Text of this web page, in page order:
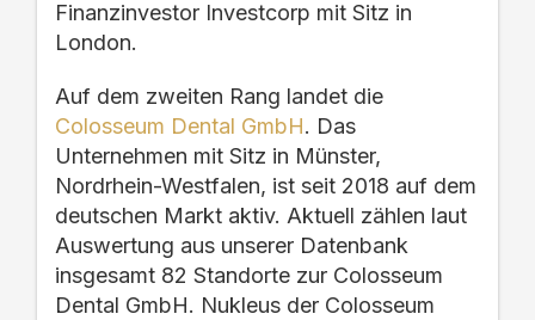
Finanzinvestor Investcorp mit Sitz in
London.
Auf dem zweiten Rang landet die
Colosseum Dental GmbH. Das
Unternehmen mit Sitz in Münster,
Nordrhein-Westfalen, ist seit 2018 auf dem
deutschen Markt aktiv. Aktuell zählen laut
Auswertung aus unserer Datenbank
insgesamt 82 Standorte zur Colosseum
Dental GmbH. Nukleus der Colosseum